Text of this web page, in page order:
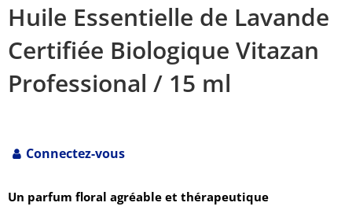
Huile Essentielle de Lavande
Certifiée Biologique Vitazan
Professional / 15 ml
Connectez-vous
Un parfum floral agréable et thérapeutique